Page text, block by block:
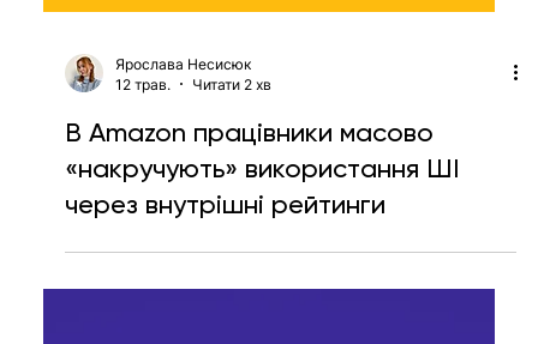
Ярослава Несисюк
12 трав.
Читати 2 хв
В Amazon працівники масово
«накручують» використання ШІ
через внутрішні рейтинги